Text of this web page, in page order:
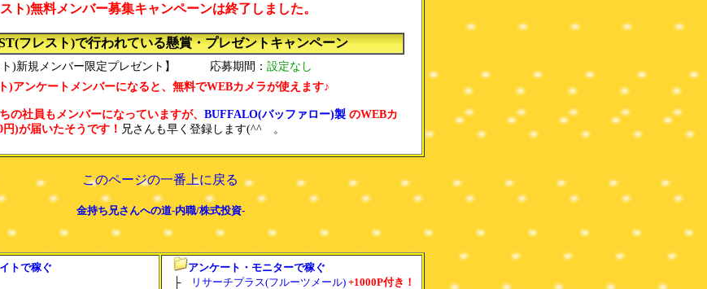
ト)無料メンバー募集キャンペーンは終了しました。
フレスト)で行われている懸賞・プレゼントキャンペーン
ト)新規メンバー限定プレゼント】 応募期間： 設定なし
)アンケートメンバーになると、無料でWEBカメラが使えます♪
の社員もメンバーになっていますが、 BUFFALO(バッファロー)製 のWEBカ
円)が届いたそうです！ 兄さんも早く登録します(^^ゞ。
このページの一番上に戻る
金持ち兄さんへの道-内職/株式投資-
トで稼ぐ
アンケート・モニターで稼ぐ
├
リサーチプラス(フルーツメール) +1000P付き！